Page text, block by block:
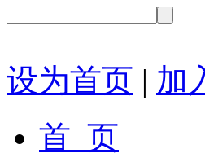
设为首页 | 加
首 页